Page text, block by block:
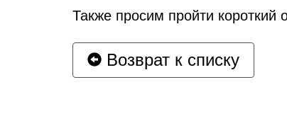
Также просим пройти короткий
Возврат к списку